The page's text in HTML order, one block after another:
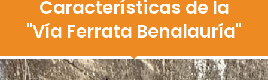
Características de la
"Vía Ferrata Benalauría"